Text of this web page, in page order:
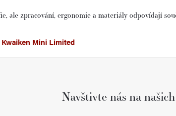
ale zpracování, ergonomie a materiály odpovídají
Mini Limited
Navštivte nás na